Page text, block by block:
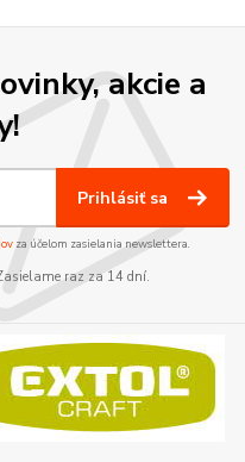
akcie a
Prihlásiť sa
za účelom zasielania newslettera.
raz za 14 dní.